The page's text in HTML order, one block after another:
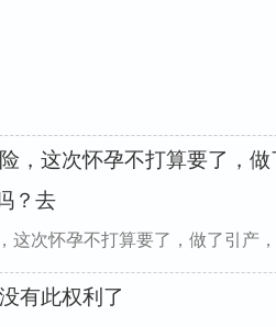
，这次怀孕不打算要了，
？去
这次怀孕不打算要了，做了引产
有此权利了